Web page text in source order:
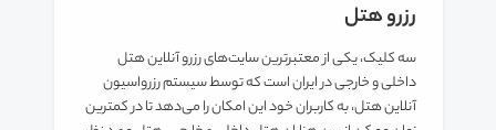
رزرو هتل
سه کلیک، یکی از معتبرترین سایت‌های رزرو آنلاین هتل
داخلی و خارجی در ایران است که توسط سیستم رزرواسیون
آنلاین هتل، به کاربران خود این امکان را می‌دهد تا در کمترین